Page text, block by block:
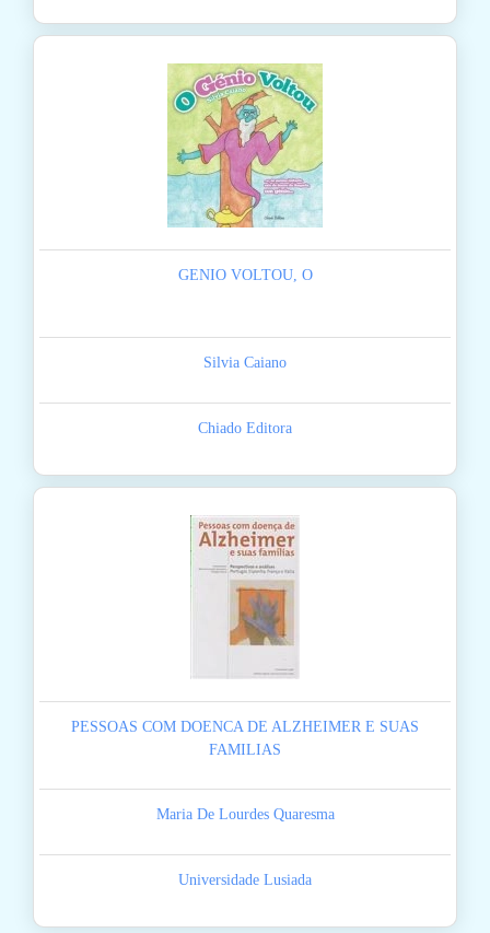
GENIO VOLTOU, O
Silvia Caiano
Chiado Editora
PESSOAS COM DOENCA DE ALZHEIMER E SUAS
FAMILIAS
Maria De Lourdes Quaresma
Universidade Lusiada